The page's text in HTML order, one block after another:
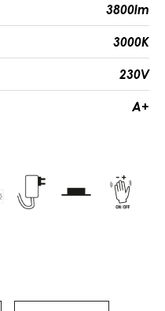
3800lm
3000K
230V
A+